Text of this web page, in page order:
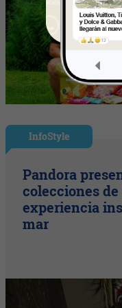
InfoStyle
Pandora
colecciones
experiencia
mar